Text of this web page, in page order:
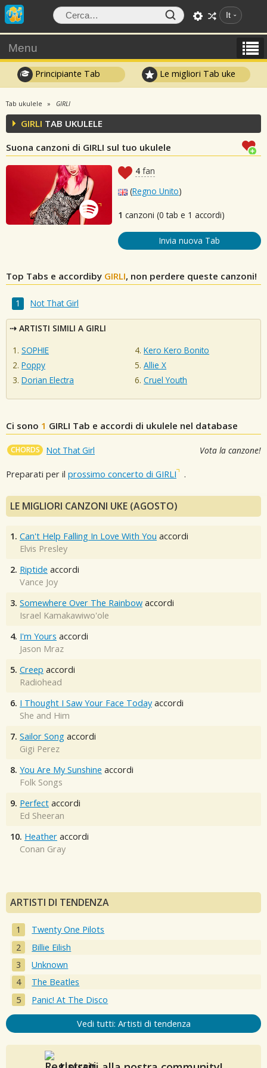
It
Menu
Principiante Tab Le migliori Tab uke
Tab ukulele GIRLI
GIRLI TAB UKULELE
Suona canzoni di GIRLI sul tuo ukulele
4 fan
(Regno Unito)
1 canzoni (0 tab e 1 accordi)
Invia nuova Tab
Top Tabs e accordiby GIRLI, non perdere queste canzoni!
Not That Girl
ARTISTI SIMILI A GIRLI
SOPHIE
Poppy
Dorian Electra
Kero Kero Bonito
Allie X
Cruel Youth
Ci sono 1 GIRLI Tab e accordi di ukulele nel database
CHORDS Not That Girl Vota la canzone!
Preparati per il prossimo concerto di GIRLI .
LE MIGLIORI CANZONI UKE (AGOSTO)
1. Can't Help Falling In Love With You accordi
Elvis Presley
2. Riptide accordi
Vance Joy
3. Somewhere Over The Rainbow accordi
Israel Kamakawiwo'ole
4. I'm Yours accordi
Jason Mraz
5. Creep accordi
Radiohead
6. I Thought I Saw Your Face Today accordi
She and Him
7. Sailor Song accordi
Gigi Perez
8. You Are My Sunshine accordi
Folk Songs
9. Perfect accordi
Ed Sheeran
10. Heather accordi
Conan Gray
ARTISTI DI TENDENZA
Twenty One Pilots
Billie Eilish
Unknown
The Beatles
Panic! At The Disco
Vedi tutti: Artisti di tendenza